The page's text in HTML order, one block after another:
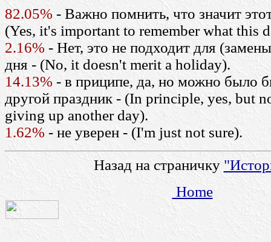
82.05% - Важно помнить, что значит
(Yes, it's important to remember what this
2.16% - Нет, это не подходит для
дня - (No, it doesn't merit a holiday).
14.13% - в приципе, да, но можно было
другой праздник - (In principle, yes, but
giving up another day).
1.62% - не уверен - (I'm just not sure).
Назад на страничку
Home